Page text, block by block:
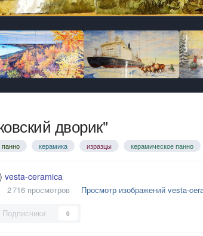
дворик"
панно керамика изразцы керамическое панно
vesta-ceramica
2 716 просмотров Просмотр изображений vesta-
Подписчики 0